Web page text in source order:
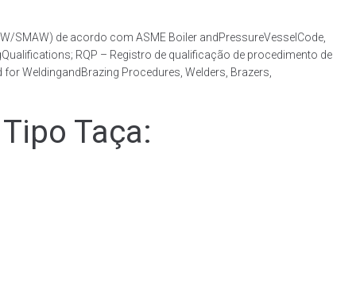
SMAW) de acordo com ASME Boiler andPressureVesselCode,
RQP – Registro de qualificação de procedimento de
WeldingandBrazing Procedures, Welders, Brazers,
Taça: